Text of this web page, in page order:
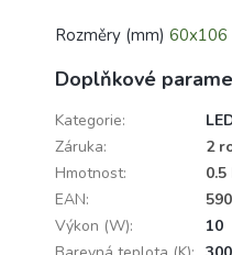
Rozměry (mm) 60x106
Doplňkové
Kategorie:
Záruka:
2
Hmotnost:
0.5
EAN:
Výkon (W):
10